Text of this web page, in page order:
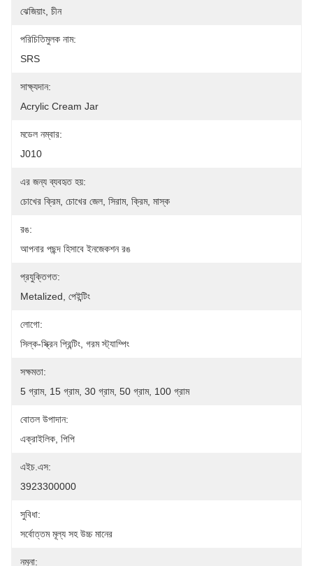
ঝেজিয়াং, চীন
পরিচিতিমুলক নাম:
SRS
সাক্ষ্যদান:
Acrylic Cream Jar
মডেল নম্বার:
J010
এর জন্য ব্যবহৃত হয়:
চোখের ক্রিম, চোখের জেল, সিরাম, ক্রিম, মাস্ক
রঙ:
আপনার পছন্দ হিসাবে ইনজেকশন রঙ
প্রযুক্তিগত:
Metalized, পেইন্টিং
লোগো:
সিল্ক-স্ক্রিন প্রিন্টিং, গরম স্ট্যাম্পিং
সক্ষমতা:
5 গ্রাম, 15 গ্রাম, 30 গ্রাম, 50 গ্রাম, 100 গ্রাম
বোতল উপাদান:
এক্রাইলিক, পিপি
এইচ.এস:
3923300000
সুবিধা:
সর্বোত্তম মূল্য সহ উচ্চ মানের
নমুনা: